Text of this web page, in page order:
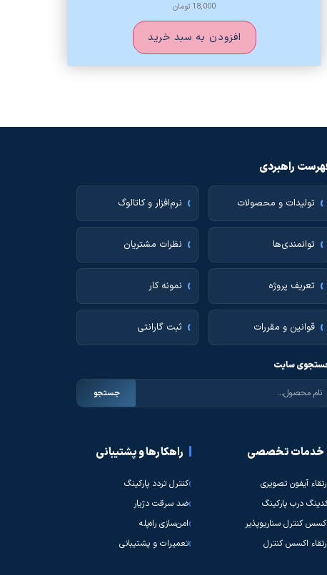
18,000 تومان
افزودن به سبد خرید
راهبردی
تولیدات و محصولات نرم‌افزار و کاتالوگ
توانمندی‌ها نظرات مشتریان
تعریف پروژه نمونه کار
قوانین و مقررات ثبت گارانتی
سایت
جستجو
خدمات تخصصی
ارتقاء آیفون تصویری
درب پارکینگ
اکسس کنترل سناریوپذیر
ارتقاء اکسس کنترل
راهکارها و پشتیبانی
کنترل تردد پارکینگ
ضد سرقت دژیار
امن‌سازی راه‌پله
تعمیرات و پشتیبانی